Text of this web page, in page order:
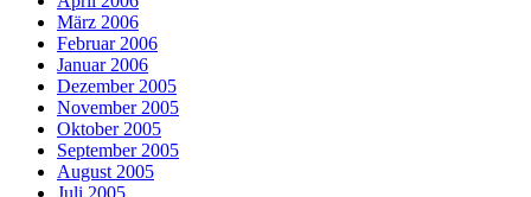
März 2006
Februar 2006
Januar 2006
Dezember 2005
November 2005
Oktober 2005
September 2005
August 2005